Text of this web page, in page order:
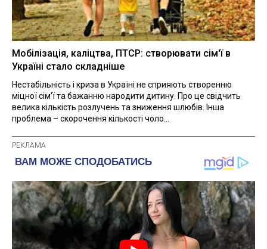
Мобілізація, каліцтва, ПТСР: створювати сім'ї в
Україні стало складніше
Нестабільність і криза в Україні не сприяють створенню
міцної сім'ї та бажанню народити дитину. Про це свідчить
велика кількість розлучень та зниження шлюбів. Інша
проблема – скорочення кількості чоло...